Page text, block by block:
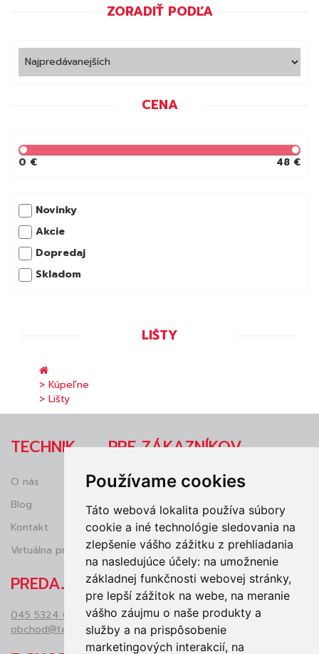
Používame cookies
Táto webová lokalita používa súbory
cookie a iné technológie sledovania na
zlepšenie vášho zážitku z prehliadania
na nasledujúce účely: na umožnenie
základnej funkčnosti webovej stránky,
pre lepší zážitok na webe, na meranie
vášho záujmu o naše produkty a
služby a na prispôsobenie
marketingových interakcií, na
ZORADIŤ PODĽA
CENA
0 € 48 €
Novinky
Akcie
Dopredaj
Skladom
LIŠTY
> Kúpeľne
> Lišty
TECHNIK
O nás
Blog
Kontakt
Virtuálna prehliadka
PRE ZÁKAZNÍKOV
Obchodné podmienky
Reklamácie
Ochrana osobných údajov (GDRP)
Vrátenie tovaru
PREDAJŇA
045 5324 050
obchod@technikzv.sk